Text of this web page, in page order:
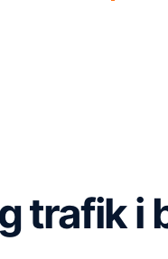
trafik i